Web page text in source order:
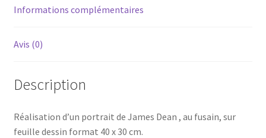
Informations complémentaires
Avis (0)
Description
Réalisation d’un portrait de James Dean , au fusain, sur
feuille dessin format 40 x 30 cm.